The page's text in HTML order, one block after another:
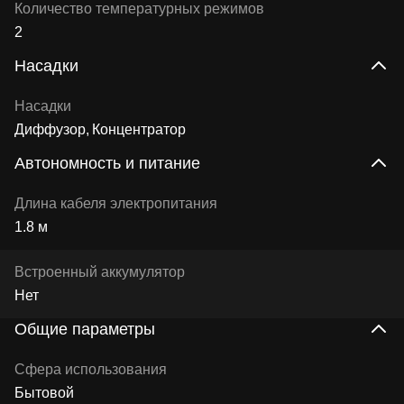
Количество температурных режимов
2
Насадки
Насадки
Диффузор Концентратор
Автономность и питание
Длина кабеля электропитания
1.8 м
Встроенный аккумулятор
Нет
Общие параметры
Сфера использования
Бытовой